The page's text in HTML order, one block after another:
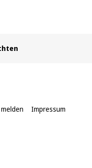
Impressum